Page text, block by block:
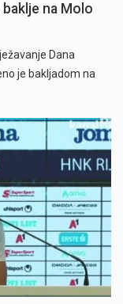
na Molo
Dana
je bakljadom na